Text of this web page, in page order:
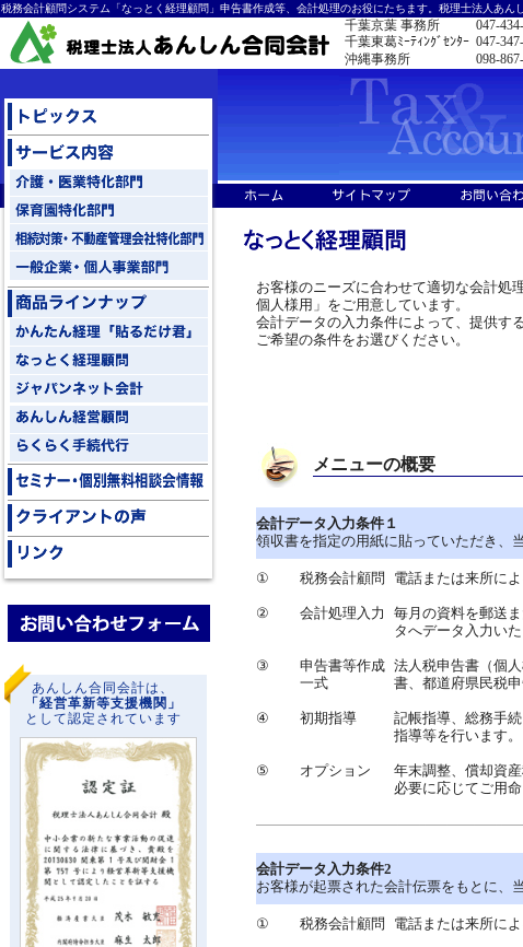
税務会計顧問システム「なっとく経理顧問」申告書作成等、会計処理のお役にたちます。税理士法人あん
千葉京葉 事務所 047-
千葉東葛ﾐｰﾃｨﾝｸﾞｾﾝﾀｰ 047-
沖縄事務所
098-
お客様のニーズに合わせて適切な会計
個人様用」をご用意しています。
会計データの入力条件によって、提供す
ご希望の条件をお選びください。
メニューの概要
会計データ入力条件１
領収書を指定の用紙に貼っていただき、
① 税務会計顧問 電話または来所に
② 会計処理入力
毎月の資料を郵送
タへデータ入力いた
③
申告書等作成
一式
法人税申告書（個
書、都道府県民税
④ 初期指導
記帳指導、総務手
指導等を行います。
⑤ オプション
年末調整、償却資
必要に応じてご用命
会計データ入力条件2
お客様が起票された会計伝票をもとに、
① 税務会計顧問 電話または来所に
あんしん合同会計は、
「経営革新等支援機関」
として認定されています